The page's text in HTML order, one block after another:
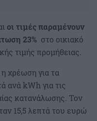
οι τιμές παραμένουν
23% στο οικιακό
τιμής προμήθειας.
η χρέωση για τα
ανά kWh για τις
κατανάλωσης. Τον
15,5 λεπτά του ευρώ